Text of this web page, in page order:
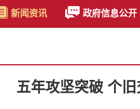
新闻资讯 政府信息公开
五年攻坚突破 个